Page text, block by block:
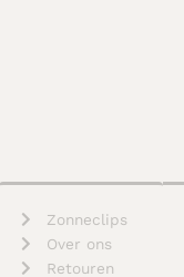
Zonneclips
Over ons
Retouren